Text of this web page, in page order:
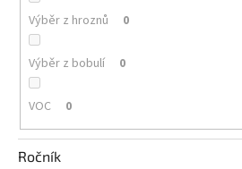
Výběr z hroznů 0
Výběr z bobulí 0
VOC 0
Ročník